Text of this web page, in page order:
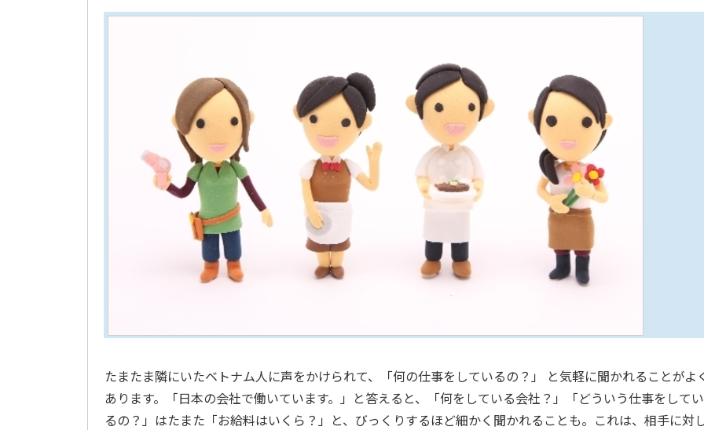
たまたま隣にいたベトナム人に声をかけられて、「何の仕事をしているの？」 と気軽に聞かれることがよ
あります。「日本の会社で働いています。」と答えると、「何をしている会社？」「どういう仕事をしてい
るの？」はたまた「お給料はいくら？」と、びっくりするほど細かく聞かれることも。これは、相手に対